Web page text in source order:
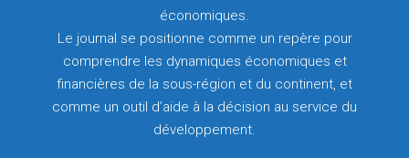
économiques.
Le journal se positionne comme un repère pour
comprendre les dynamiques économiques et
financières de la sous-région et du continent, et
comme un outil d’aide à la décision au service du
développement.